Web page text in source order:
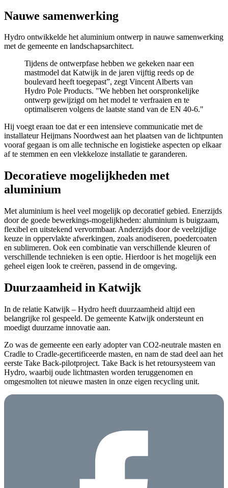
Nauwe samenwerking
Hydro ontwikkelde het aluminium ontwerp in nauwe samenwerking
met de gemeente en landschapsarchitect.
Tijdens de ontwerpfase hebben we gekeken naar een
mastmodel dat Katwijk in de jaren vijftig reeds op de
boulevard heeft toegepast”, zegt Vincent Alberts van
Hydro Pole Products. "We hebben het oorspronkelijke
ontwerp gewijzigd om het model te verfraaien en te
optimaliseren volgens de laatste stand van de EN 40-6."
Hij voegt eraan toe dat er een intensieve communicatie met de
installateur Heijmans Noordwest aan het plaatsen van de lichtpunten
vooraf gegaan is om alle technische en logistieke aspecten op elkaar
af te stemmen en een vlekkeloze installatie te garanderen.
Decoratieve mogelijkheden met
aluminium
Met aluminium is heel veel mogelijk op decoratief gebied. Enerzijds
door de goede bewerkings-mogelijkheden: aluminium is buigzaam,
flexibel en uitstekend vervormbaar. Anderzijds door de veelzijdige
keuze in oppervlakte afwerkingen, zoals anodiseren, poedercoaten
en sublimeren. Ook een combinatie van verschillende kleuren of
verschillende technieken is een optie. Hierdoor is het mogelijk een
geheel eigen look te creëren, passend in de omgeving.
Duurzaamheid in Katwijk
In de relatie Katwijk – Hydro heeft duurzaamheid altijd een
belangrijke rol gespeeld. De gemeente Katwijk ondersteunt en
moedigt duurzame innovatie aan.
Zo was de gemeente een early adopter van CO2-neutrale masten en
Cradle to Cradle-gecertificeerde masten, en nam de stad deel aan het
eerste Take Back-pilotproject. Take Back is het retoursysteem van
Hydro, waarbij oude lichtmasten worden teruggenomen en
omgesmolten tot nieuwe masten in onze eigen recycling unit.